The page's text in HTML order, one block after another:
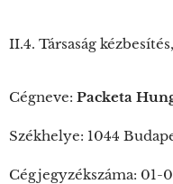
II.4. Társaság
Cégneve: Packeta
Székhelye: 1044
Cégjegyzékszáma: 01-